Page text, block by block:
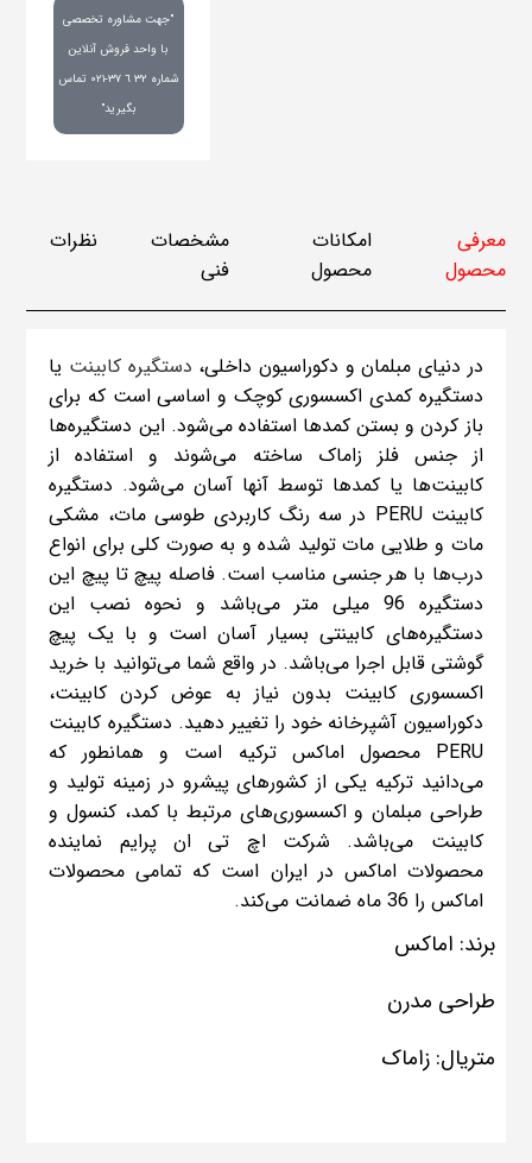
"جهت مشاوره تخصصی
با واحد فروش آنلاین
شماره ٣٢ ٦ ٣٧-٠٢١ تماس
بگیرید"
معرفی
محصول
امکانات
محصول
مشخصات
فنی
نظرات
در دنیای مبلمان و دکوراسیون داخلی، دستگیره کابینت یا
دستگیره کمدی اکسسوری کوچک و اساسی است که برای
باز کردن و بستن کمدها استفاده می‌شود. این دستگیره‌ها
از جنس فلز زاماک ساخته می‌شوند و استفاده از
کابینت‌ها یا کمدها توسط آنها آسان می‌شود. دستگیره
کابینت PERU در سه رنگ کاربردی طوسی مات، مشکی
مات و طلایی مات تولید شده و به صورت کلی برای انواع
درب‌ها با هر جنسی مناسب است. فاصله پیچ تا پیچ این
دستگیره 96 میلی متر می‌باشد و نحوه نصب این
دستگیره‌های کابینتی بسیار آسان است و با یک پیچ
گوشتی قابل اجرا می‌باشد. در واقع شما می‌توانید با خرید
اکسسوری کابینت بدون نیاز به عوض کردن کابینت،
دکوراسیون آشپرخانه خود را تغییر دهید. دستگیره کابینت
PERU محصول اماکس ترکیه است و همانطور که
می‌دانید ترکیه یکی از کشورهای پیشرو در زمینه تولید و
طراحی مبلمان و اکسسوری‌های مرتبط با کمد، کنسول و
کابینت می‌باشد. شرکت اچ تی ان پرایم نماینده
محصولات اماکس در ایران است که تمامی محصولات
اماکس را 36 ماه ضمانت می‌کند.
برند: اماکس
طراحی مدرن
متریال: زاماک